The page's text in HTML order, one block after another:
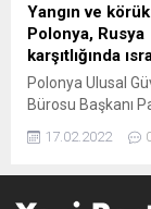
Yangın ve
Polonya, Rusya
karşıtlığında
Polonya Ulusal
Bürosu Başkanı
Ukrayna’ya
17.02.2022